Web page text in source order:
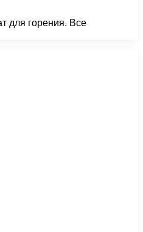
для горения. Все